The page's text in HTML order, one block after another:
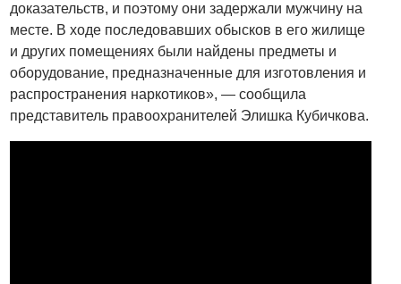
доказательств, и поэтому они задержали мужчину на
месте. В ходе последовавших обысков в его жилище
и других помещениях были найдены предметы и
оборудование, предназначенные для изготовления и
распространения наркотиков», — сообщила
представитель правоохранителей Элишка Кубичкова.